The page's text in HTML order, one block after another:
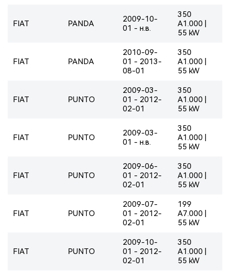
FIAT PANDA
2009-10-
01 - н.в.
350
A1.000 |
55 kW
FIAT PANDA
2010-09-
01 - 2013-
08-01
350
A1.000 |
55 kW
FIAT PUNTO
2009-03-
01 - 2012-
02-01
350
A1.000 |
55 kW
FIAT PUNTO
2009-03-
01 - н.в.
350
A1.000 |
55 kW
FIAT PUNTO
2009-06-
01 - 2012-
02-01
350
A1.000 |
55 kW
FIAT PUNTO
2009-07-
01 - 2012-
02-01
199
A7.000 |
55 kW
FIAT PUNTO
2009-10-
01 - 2012-
02-01
350
A1.000 |
55 kW